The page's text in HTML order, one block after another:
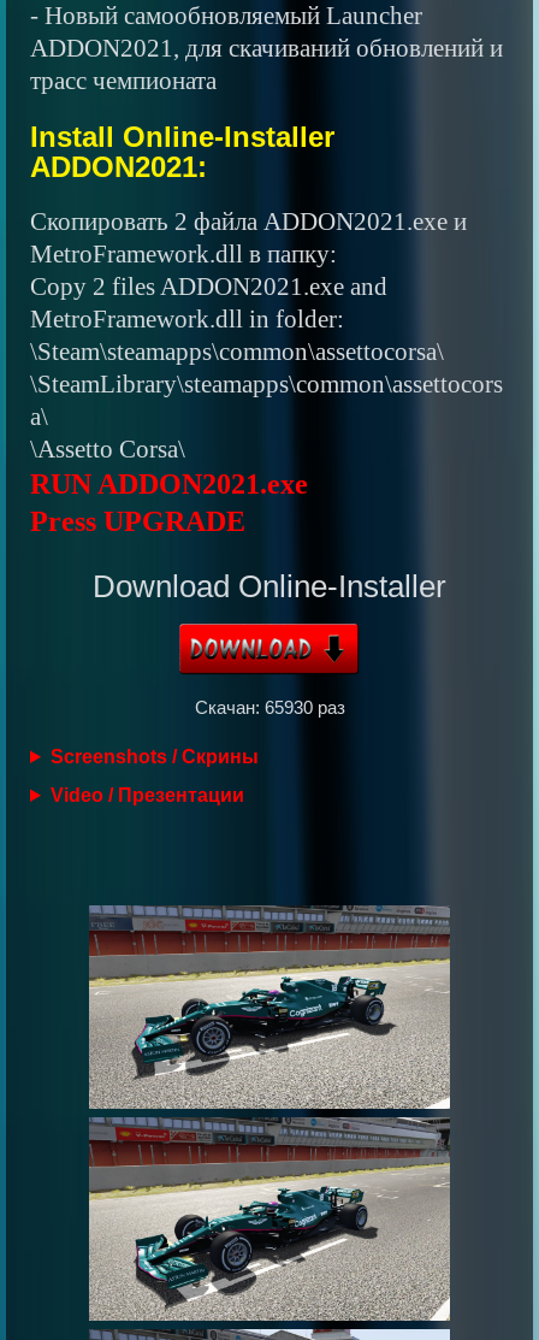
- Новый самообновляемый Launcher
ADDON2021, для скачиваний обновлений и
трасс чемпионата
Install Online-Installer
ADDON2021:
Скопировать 2 файла ADDON2021.exe и
MetroFramework.dll в папку:
Copy 2 files ADDON2021.exe and
MetroFramework.dll in folder:
\Steam\steamapps\common\assettocorsa\
\SteamLibrary\steamapps\common\assettocors
a\
\Assetto Corsa\
RUN ADDON2021.exe
Press UPGRADE
Download Online-Installer
Скачан: 65930 раз
Screenshots / Скрины
Video / Презентации